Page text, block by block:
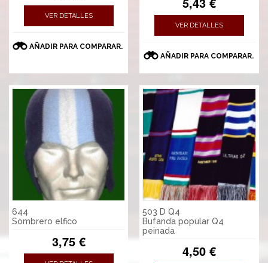
VER DETALLES
AÑADIR PARA COMPARAR.
VER DETALLES
AÑADIR PARA COMPARAR.
644
Sombrero elfico
3,75 €
503 D Q4
Bufanda popular Q4
peinada
4,50 €